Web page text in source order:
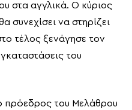
στα αγγλικά. Ο κύριος
συνεχίσει να στηρίζει
τέλος ξενάγησε τον
του
πρόεδρος του Μελάθρου